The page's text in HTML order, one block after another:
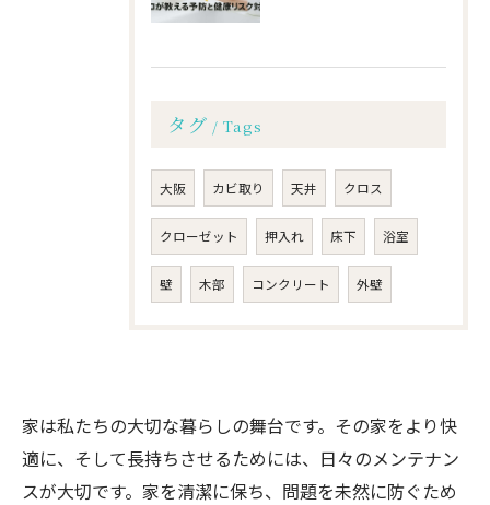
タグ Tags
大阪 カビ取り 天井 クロス
クローゼット 押入れ 床下 浴室
壁 木部 コンクリート 外壁
家は私たちの大切な暮らしの舞台です。その家をより快
適に、そして長持ちさせるためには、日々のメンテナン
スが大切です。家を清潔に保ち、問題を未然に防ぐため